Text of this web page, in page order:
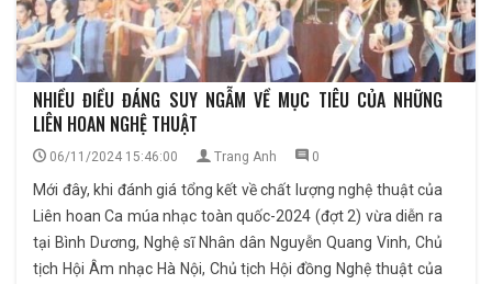
NHIỀU ĐIỀU ĐÁNG SUY NGẪM VỀ MỤC TIÊU CỦA NHỮNG
LIÊN HOAN NGHỆ THUẬT
06/11/2024 15:46:00 Trang Anh 0
Mới đây, khi đánh giá tổng kết về chất lượng nghệ thuật của
Liên hoan Ca múa nhạc toàn quốc-2024 (đợt 2) vừa diễn ra
tại Bình Dương, Nghệ sĩ Nhân dân Nguyễn Quang Vinh, Chủ
tịch Hội Âm nhạc Hà Nội, Chủ tịch Hội đồng Nghệ thuật của